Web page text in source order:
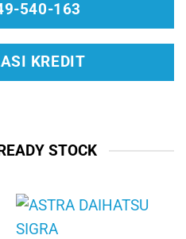
540-163
KREDIT
STOCK